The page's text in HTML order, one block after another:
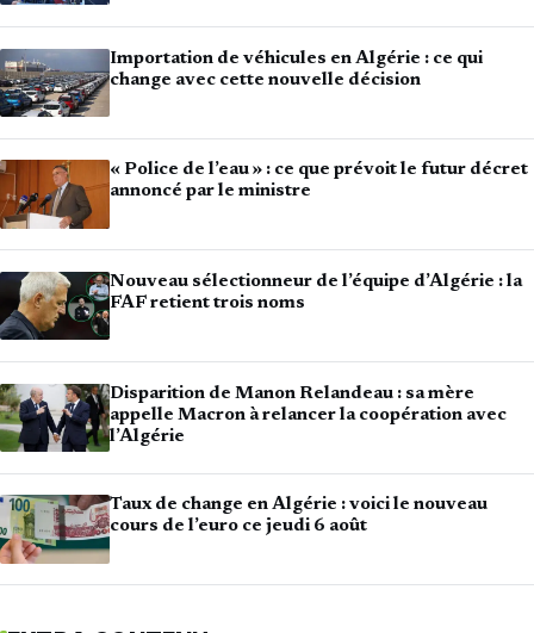
Importation de véhicules en Algérie : ce qui
change avec cette nouvelle décision
« Police de l’eau » : ce que prévoit le futur décret
annoncé par le ministre
Nouveau sélectionneur de l’équipe d’Algérie : la
FAF retient trois noms
Disparition de Manon Relandeau : sa mère
appelle Macron à relancer la coopération avec
l’Algérie
Taux de change en Algérie : voici le nouveau
cours de l’euro ce jeudi 6 août